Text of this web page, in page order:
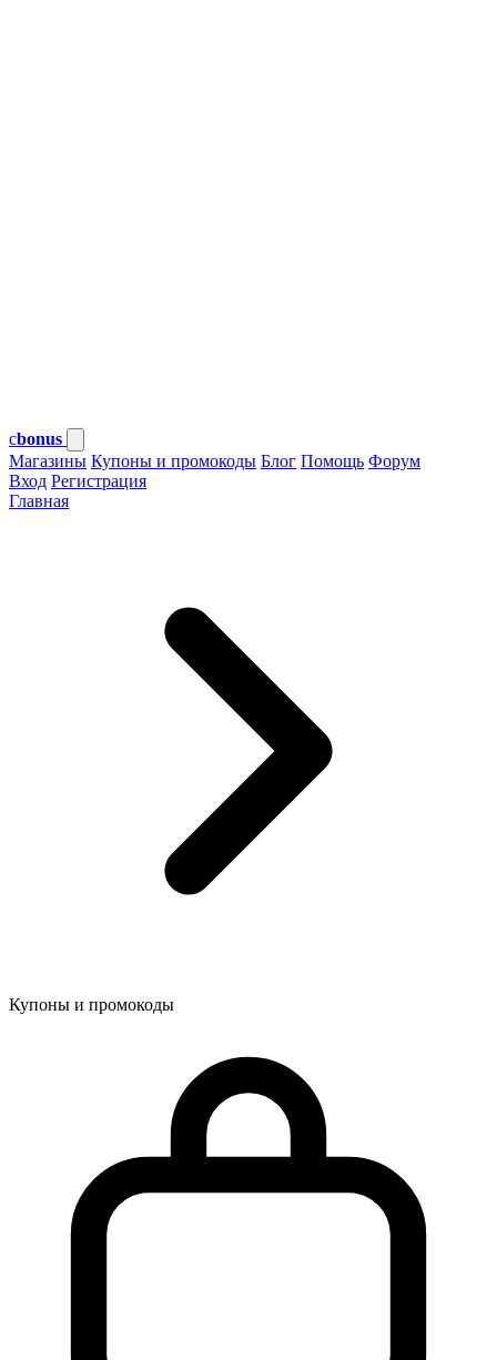
cbonus
Магазины Купоны и промокоды Блог Помощь Форум
Вход Регистрация
Главная
Купоны и промокоды